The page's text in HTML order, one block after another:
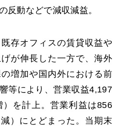
反動などで減収減益。
存オフィスの賃貸収益や
が伸長した一方で、海外
増加や国内外における前
等により、営業収益4,197
を計上。営業利益は856
）にとどまった。当期末